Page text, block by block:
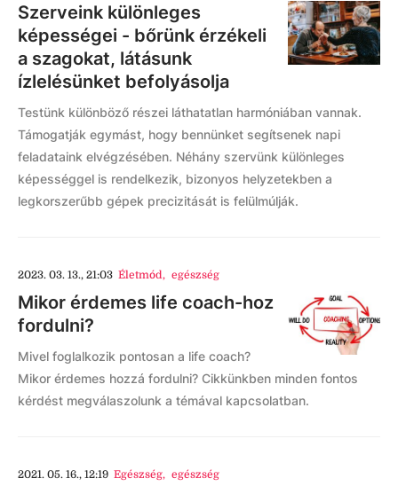
Szerveink különleges
képességei - bőrünk érzékeli
a szagokat, látásunk
ízlelésünket befolyásolja
Testünk különböző részei láthatatlan harmóniában vannak.
Támogatják egymást, hogy bennünket segítsenek napi
feladataink elvégzésében. Néhány szervünk különleges
képességgel is rendelkezik, bizonyos helyzetekben a
legkorszerűbb gépek precizitását is felülmúlják.
2023. 03. 13., 21:03 Életmód, egészség
Mikor érdemes life coach-hoz
fordulni?
Mivel foglalkozik pontosan a life coach?
Mikor érdemes hozzá fordulni? Cikkünkben minden fontos
kérdést megválaszolunk a témával kapcsolatban.
2021. 05. 16., 12:19 Egészség, egészség